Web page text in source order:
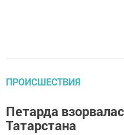
ПРОИСШЕСТВИЯ
Петарда
Татарстана